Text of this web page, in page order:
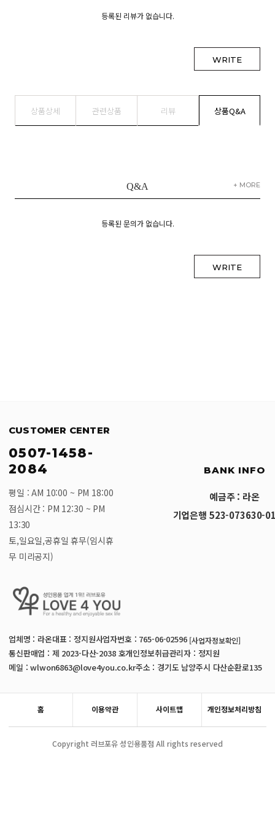
등록된 리뷰가 없습니다.
WRITE
상품상세 관련상품 리뷰 상품Q&A
Q&A + MORE
등록된 문의가 없습니다.
WRITE
CUSTOMER CENTER
0507-1458-
2084
평일 : AM 10:00 ~ PM 18:00
점심시간 : PM 12:30 ~ PM
13:30
토,일요일,공휴일 휴무(임시휴
무 미리공지)
BANK INFO
예금주 : 라온
기업은행 523-073630-
업체명 : 라온대표 : 정지원사업자번호 : 765-06-02596 [사업자정보확인]
통신판매업 : 제 2023-다산-2038 호개인정보취급관리자 : 정지원
메일 : wlwon6863@love4you.co.kr주소 : 경기도 남양주시 다산순환로135
홈 이용약관 사이트맵 개인정보처리방침
Copyright 러브포유 성인용품점 All rights reserved